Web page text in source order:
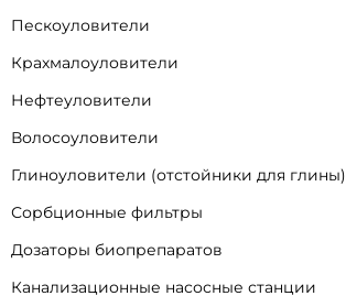
Пескоуловители
Крахмалоуловители
Нефтеуловители
Волосоуловители
Глиноуловители (отстойники для глины)
Сорбционные фильтры
Дозаторы биопрепаратов
Канализационные насосные станции